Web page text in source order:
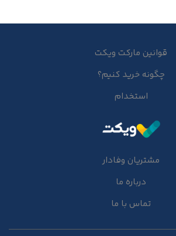
قوانین مارکت ویکت
چگونه خرید کنیم؟
استخدام
مشتریان وفادار
درباره ما
تماس با ما